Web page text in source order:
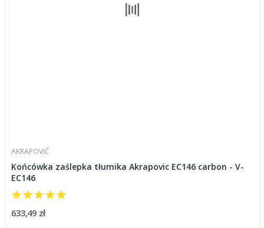
AKRAPOVIČ
Końcówka zaślepka tłumika Akrapovic EC146 carbon - V-
EC146
633,49 zł